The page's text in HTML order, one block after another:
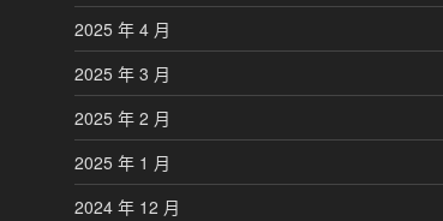
2025 年 4 月
2025 年 3 月
2025 年 2 月
2025 年 1 月
2024 年 12 月